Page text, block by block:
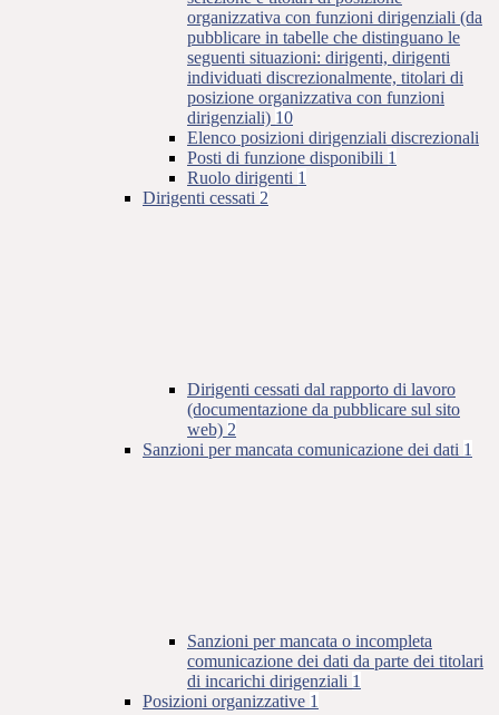
organizzativa con funzioni dirigenziali (da
pubblicare in tabelle che distinguano le
seguenti situazioni: dirigenti, dirigenti
individuati discrezionalmente, titolari di
posizione organizzativa con funzioni
dirigenziali) 10
Elenco posizioni dirigenziali discrezionali
Posti di funzione disponibili 1
Ruolo dirigenti 1
Dirigenti cessati 2
Dirigenti cessati dal rapporto di lavoro
(documentazione da pubblicare sul sito
web) 2
Sanzioni per mancata comunicazione dei dati 1
Sanzioni per mancata o incompleta
comunicazione dei dati da parte dei titolari
di incarichi dirigenziali 1
Posizioni organizzative 1